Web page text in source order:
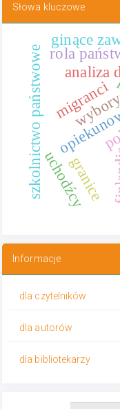
Słowa kluczowe
analiza
rola
szkolnictwo państwowe migranci
uchodźcy
ginące
granice
Informacje
dla czytelników
dla autorów
dla bibliotekarzy